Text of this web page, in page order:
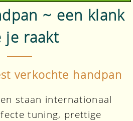
~ een klank
je raakt
verkochte handpan
staan internationaal
tuning, prettige